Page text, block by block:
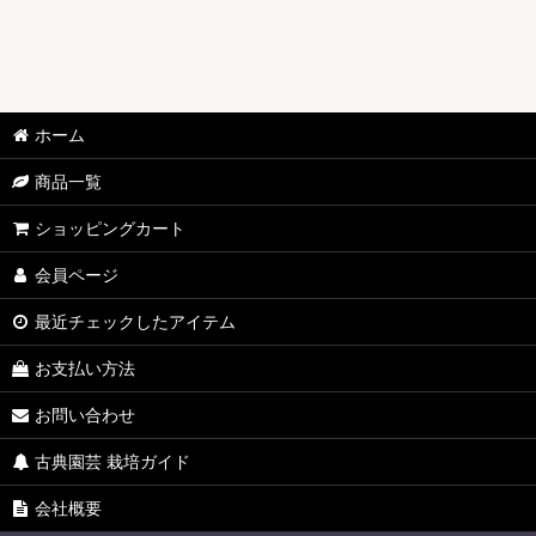
ホーム
商品一覧
ショッピングカート
会員ページ
最近チェックしたアイテム
お支払い方法
お問い合わせ
古典園芸 栽培ガイド
会社概要